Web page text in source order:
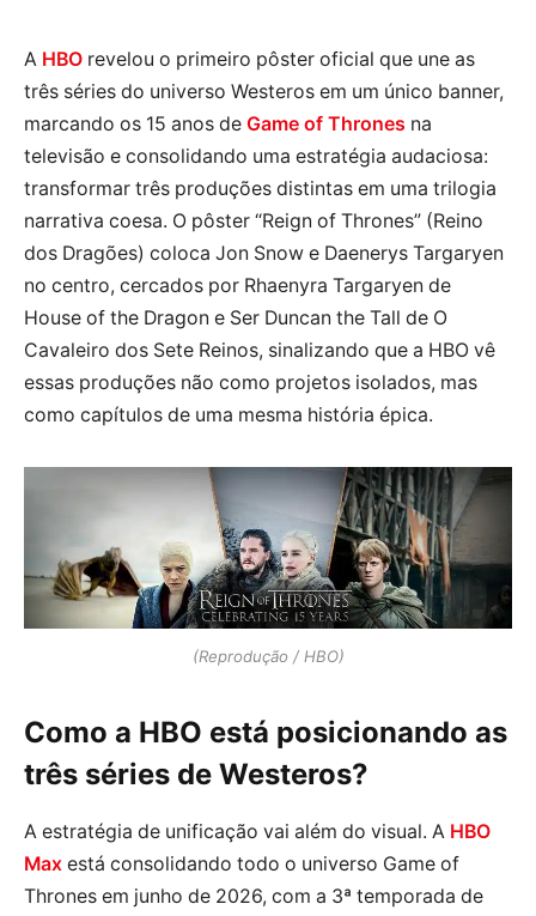
A HBO revelou o primeiro pôster oficial que une as
três séries do universo Westeros em um único banner,
marcando os 15 anos de Game of Thrones na
televisão e consolidando uma estratégia audaciosa:
transformar três produções distintas em uma trilogia
narrativa coesa. O pôster “Reign of Thrones” (Reino
dos Dragões) coloca Jon Snow e Daenerys Targaryen
no centro, cercados por Rhaenyra Targaryen de
House of the Dragon e Ser Duncan the Tall de O
Cavaleiro dos Sete Reinos, sinalizando que a HBO vê
essas produções não como projetos isolados, mas
como capítulos de uma mesma história épica.
(Reprodução / HBO)
Como a HBO está posicionando as
três séries de Westeros?
A estratégia de unificação vai além do visual. A HBO
Max está consolidando todo o universo Game of
Thrones em junho de 2026, com a 3ª temporada de